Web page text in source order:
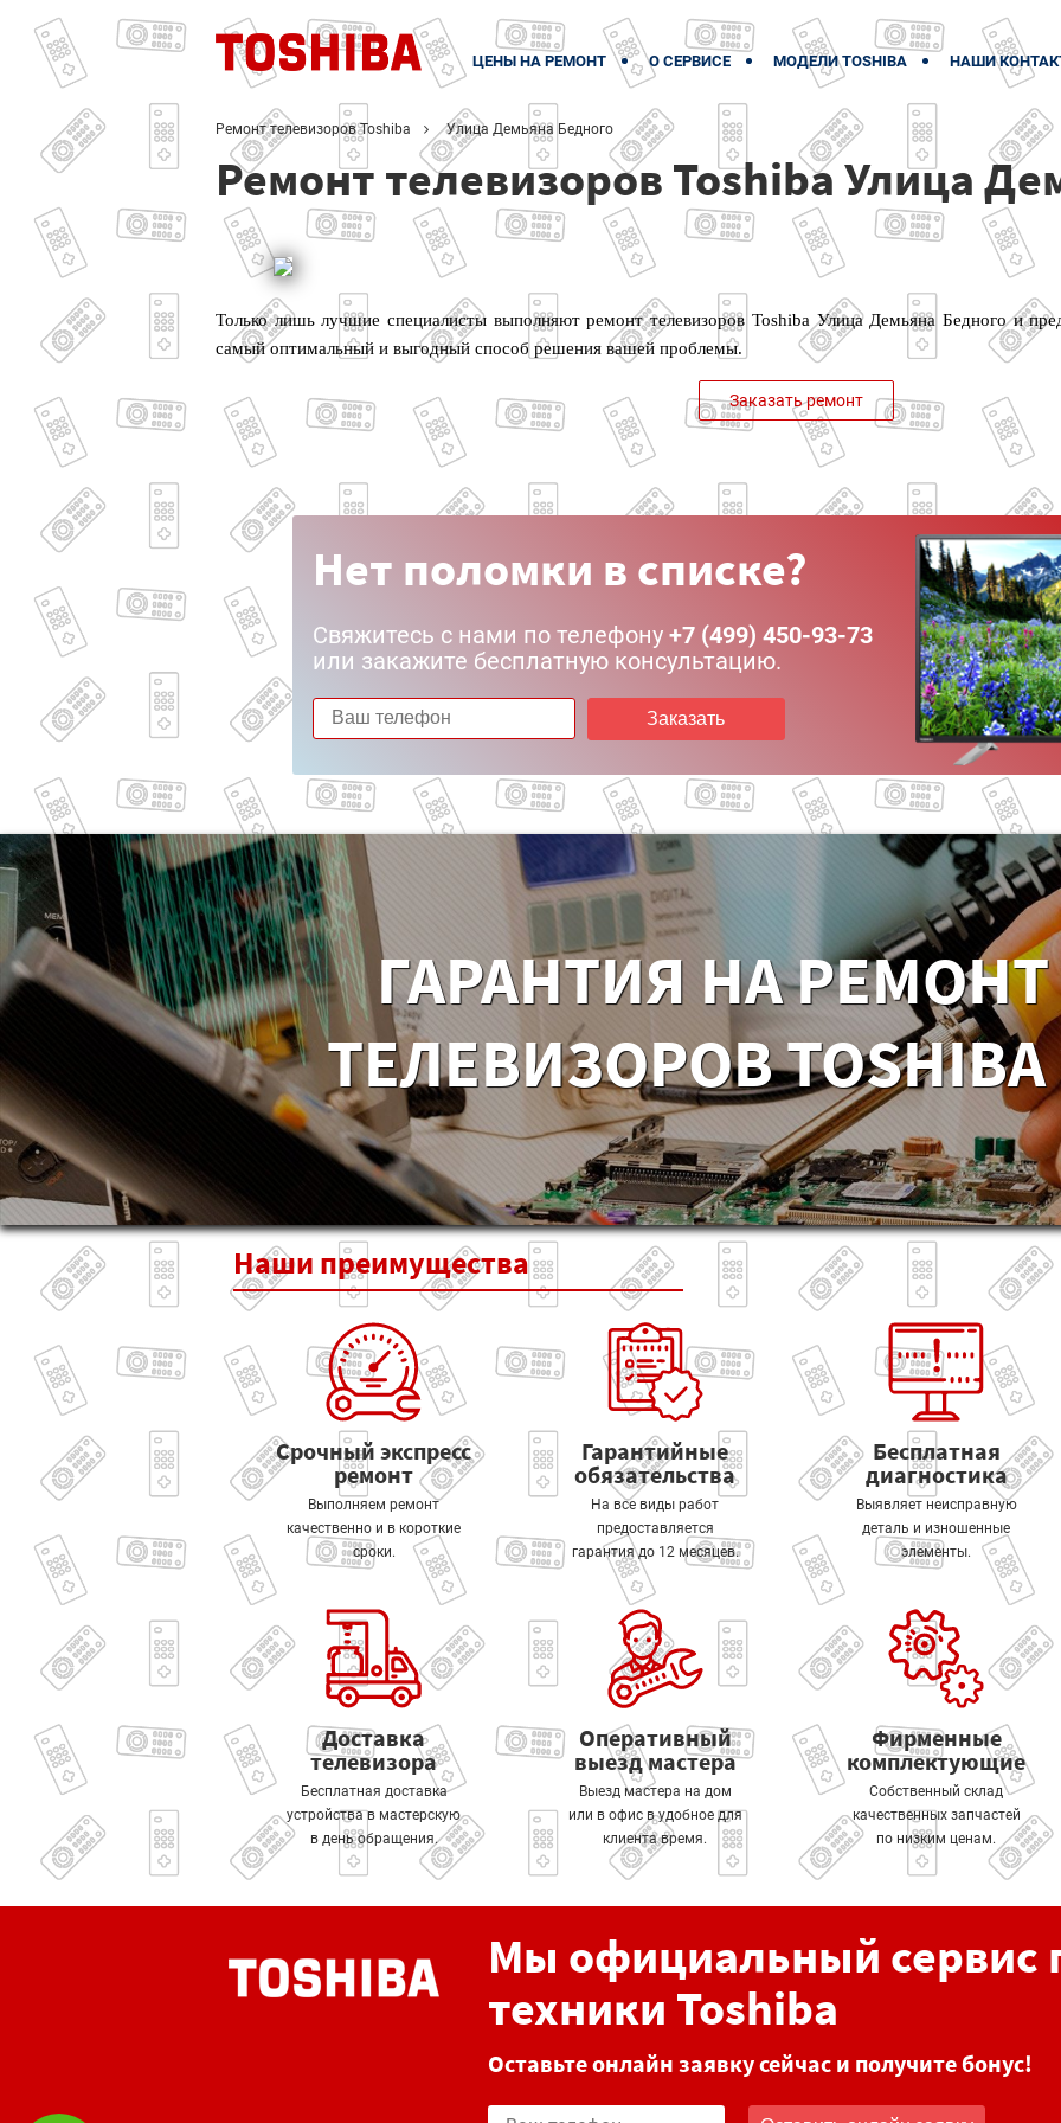
ЦЕНЫ НА РЕМОНТ О СЕРВИСЕ МОДЕЛИ TOSHIBA НАШИ
Ремонт телевизоров Toshiba Улица Демьяна Бедного
Ремонт телевизоров Toshiba Улица
Только лишь лучшие специалисты выполняют ремонт телевизоров Toshiba Улица Демьяна Бедного и
самый оптимальный и выгодный способ решения вашей проблемы.
Заказать ремонт
Нет поломки в списке?
Свяжитесь с нами по телефону +7 (499) 450-93-73
или закажите бесплатную консультацию.
Заказать
ГАРАНТИЯ НА РЕМОНТ
ТЕЛЕВИЗОРОВ
Наши преимущества
Срочный экспресс
ремонт
Выполняем ремонт
качественно и в короткие
сроки.
Гарантийные
обязательства
На все виды работ
предоставляется
гарантия до 12 месяцев.
Бесплатная
диагностика
Выявляет неисправную
деталь и изношенные
элементы.
Доставка
телевизора
Бесплатная доставка
устройства в мастерскую
в день обращения.
Оперативный
выезд мастера
Выезд мастера на дом
или в офис в удобное для
клиента время.
Фирменные
комплектующие
Собственный склад
качественных запчастей
по низким ценам.
Мы официальный сервис
техники Toshiba
Оставьте онлайн заявку сейчас и получите бонус!